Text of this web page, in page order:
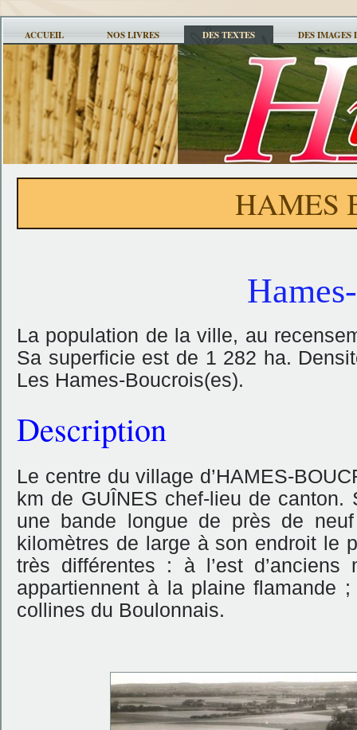
ACCUEIL NOS LIVRES DES TEXTES DES IMAGES
HAMES
La population de la ville, au
Sa superficie est de 1 282 ha.
Les Hames-Boucrois(es).
Description
Le centre du village d’HAMES-
km de GUÎNES chef-lieu de canton.
une bande longue de près de
kilomètres de large à son endroit le
très différentes : à l’est d’anciens
appartiennent à la plaine flamande
collines du Boulonnais.